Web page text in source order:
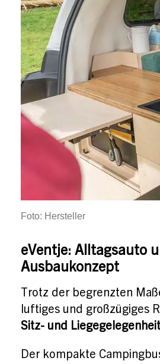
Foto: Hersteller
eVentje: Alltagsauto
Ausbaukonzept
Trotz der begrenzten
luftiges und großzügiges
Sitz- und
Der kompakte